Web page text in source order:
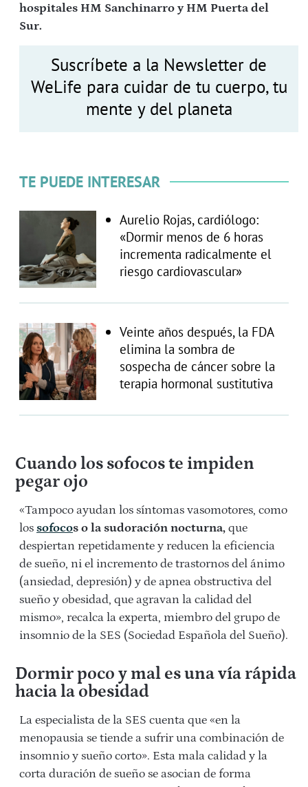
hospitales HM Sanchinarro y HM Puerta del
Sur.
Suscríbete a la Newsletter de
WeLife para cuidar de tu cuerpo, tu
mente y del planeta
TE PUEDE INTERESAR
Aurelio Rojas, cardiólogo:
«Dormir menos de 6 horas
incrementa radicalmente el
riesgo cardiovascular»
Veinte años después, la FDA
elimina la sombra de
sospecha de cáncer sobre la
terapia hormonal sustitutiva
Cuando los sofocos te impiden
pegar ojo
«Tampoco ayudan los síntomas vasomotores, como
los sofocos o la sudoración nocturna, que
despiertan repetidamente y reducen la eficiencia
de sueño, ni el incremento de trastornos del ánimo
(ansiedad, depresión) y de apnea obstructiva del
sueño y obesidad, que agravan la calidad del
mismo», recalca la experta, miembro del grupo de
insomnio de la SES (Sociedad Española del Sueño).
Dormir poco y mal es una vía rápida
hacia la obesidad
La especialista de la SES cuenta que «en la
menopausia se tiende a sufrir una combinación de
insomnio y sueño corto». Esta mala calidad y la
corta duración de sueño se asocian de forma